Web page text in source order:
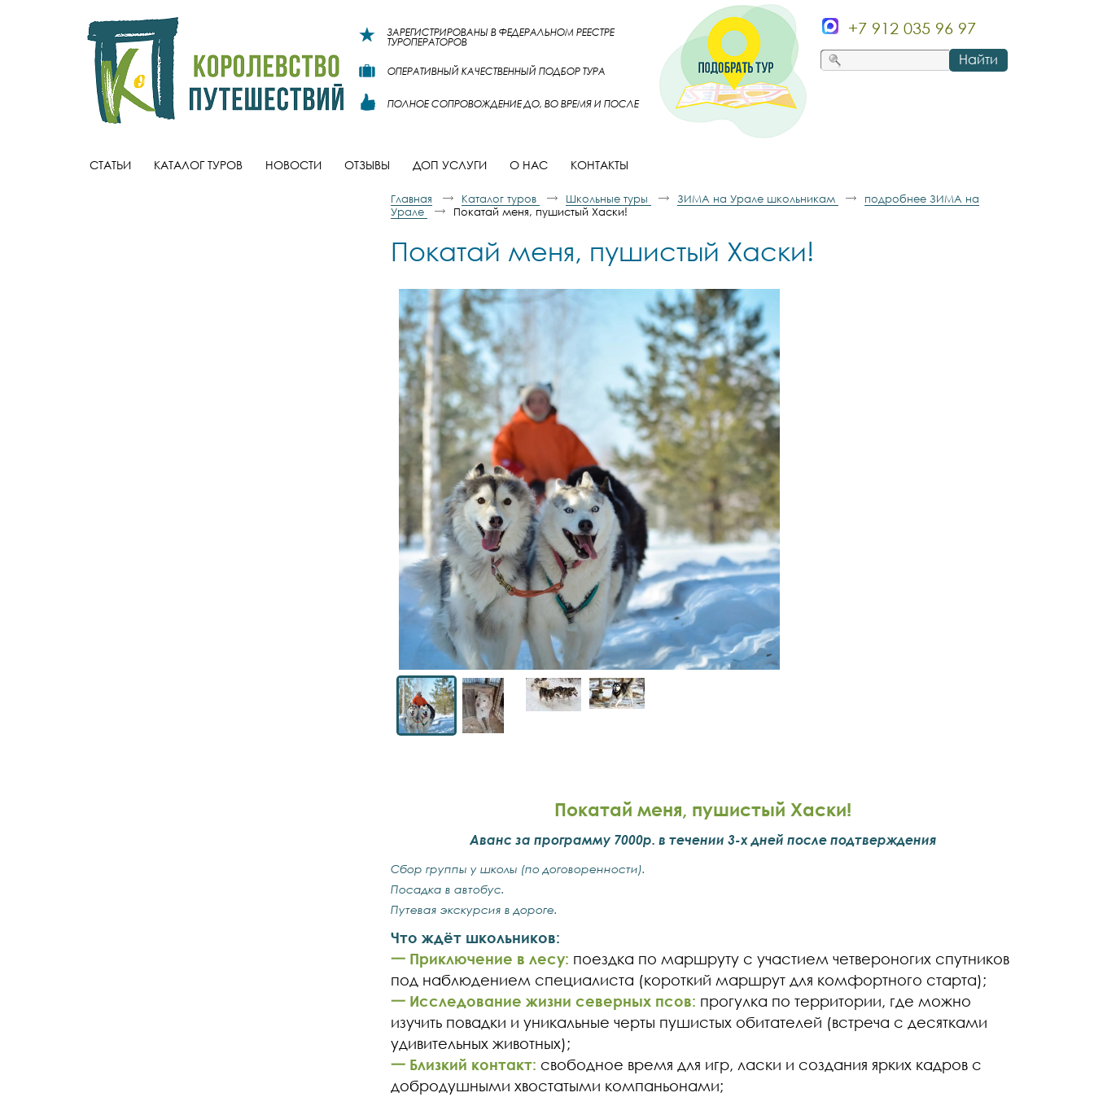
Найти
+7 912 035 96 97
ЗАРЕГИСТРИРОВАНЫ В ФЕДЕРАЛЬНОМ РЕЕСТРЕ
ТУРОПЕРАТОРОВ
ОПЕРАТИВНЫЙ КАЧЕСТВЕННЫЙ ПОДБОР ТУРА
ПОЛНОЕ СОПРОВОЖДЕНИЕ ДО, ВО ВРЕМЯ И ПОСЛЕ
СТАТЬИ КАТАЛОГ ТУРОВ НОВОСТИ ОТЗЫВЫ ДОП УСЛУГИ О НАС КОНТАКТЫ
Главная Каталог туров Школьные туры ЗИМА на Урале школьникам
подробнее ЗИМА на
Урале
Покатай меня, пушистый Хаски!
Покатай меня, пушистый Хаски!
Покатай меня, пушистый Хаски!
Аванс за программу 7000р. в течении 3-х дней после подтверждения
Сбор группы у школы (по договоренности).
Посадка в автобус.
Путевая экскурсия в дороге.
Что ждёт школьников:
一 Приключение в лесу: поездка по маршруту с участием четвероногих спутников
под наблюдением специалиста (короткий маршрут для комфортного старта);
一 Исследование жизни северных псов: прогулка по территории, где можно
изучить повадки и уникальные черты пушистых обитателей (встреча с десятками
удивительных животных);
一 Близкий контакт: свободное время для игр, ласки и создания ярких кадров с
добродушными хвостатыми компаньонами;